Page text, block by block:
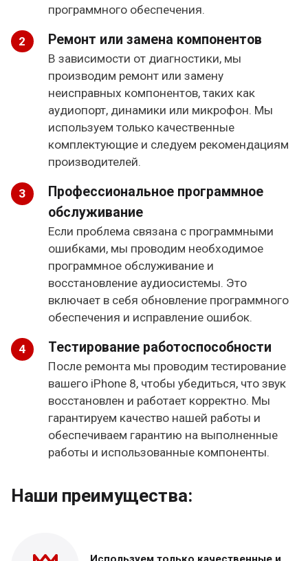
программного обеспечения.
Ремонт или замена компонентов
В зависимости от диагностики, мы
производим ремонт или замену
неисправных компонентов, таких как
аудиопорт, динамики или микрофон. Мы
используем только качественные
комплектующие и следуем рекомендациям
производителей.
Профессиональное программное
обслуживание
Если проблема связана с программными
ошибками, мы проводим необходимое
программное обслуживание и
восстановление аудиосистемы. Это
включает в себя обновление программного
обеспечения и исправление ошибок.
Тестирование работоспособности
После ремонта мы проводим тестирование
вашего iPhone 8, чтобы убедиться, что звук
восстановлен и работает корректно. Мы
гарантируем качество нашей работы и
обеспечиваем гарантию на выполненные
работы и использованные компоненты.
Наши преимущества: